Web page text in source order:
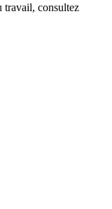
travail, consultez